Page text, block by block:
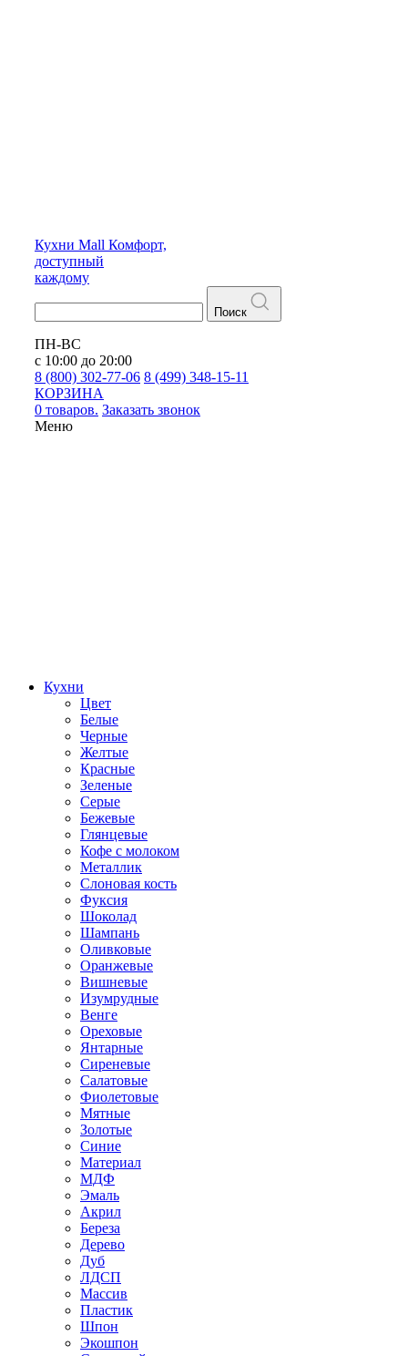
Кухни Mall Комфорт,
доступный
каждому
Поиск
ПН-ВС
с 10:00 до 20:00
8 (800) 302-77-06 8 (499) 348-15-11
КОРЗИНА
0 товаров. Заказать звонок
Меню
Кухни
Цвет
Белые
Черные
Желтые
Красные
Зеленые
Серые
Бежевые
Глянцевые
Кофе с молоком
Металлик
Слоновая кость
Фуксия
Шоколад
Шампань
Оливковые
Оранжевые
Вишневые
Изумрудные
Венге
Ореховые
Янтарные
Сиреневые
Салатовые
Фиолетовые
Мятные
Золотые
Синие
Материал
МДФ
Эмаль
Акрил
Береза
Дерево
Дуб
ЛДСП
Массив
Пластик
Шпон
Экошпон